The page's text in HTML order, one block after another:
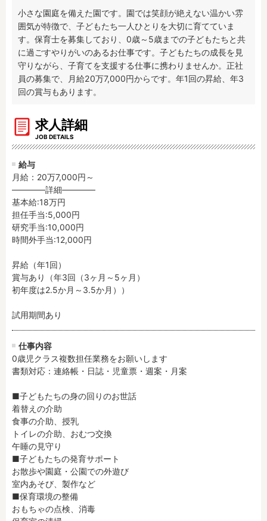
小さな園庭を備えた園です。園では笑顔が絶えない温かい雰
囲気が特徴で、子どもたち一人ひとりを大切に育てていま
す。保育士を募集しており、0歳～5歳までの子どもたちと共
に過ごすやりがいのあるお仕事です。子どもたちの成長を見
守りながら、子育てを支援する仕事に携わりませんか。正社
員の募集で、月給20万7,000円からです。年1回の昇給、年3
回の賞与もあります。
求人詳細
JOB DETAILS
給与
月給：20万7,000円～
――――詳細――――
基本給:18万円
担任手当:5,000円
研究手当:10,000円
時間外手当:12,000円
昇給（年1回）
賞与あり（年3回（3ヶ月～5ヶ月）
初年度は2.5か月～3.5か月））
試用期間あり
仕事内容
0歳児クラス複数担任業務をお願いします
書類対応：連絡帳・日誌・児童票・週案・月案
■子どもたちの身の回りのお世話
着替えの介助
食事の介助、授乳
トイレの介助、おむつ交換
午睡の見守り
■子どもたちの発育サポート
お散歩や園庭・公園での外遊び
室内あそび、製作など
■保育環境の整備
おもちゃの点検、消毒
病院内保育所
事業所内保育所
学童保育施設
児童館
子育て支援センター
児童発達支援事業所
放課後等デイサービ
ス
テンダーの運営施設
特徴
時間固定
土日祝休み
残業3時間以内
13時までのお仕事
13時以降スタート
実働5時間以内
土日祝のお仕事
社会保険完備
住宅手当・借上社宅
資格不問
男性保育士
小規模保育園
株式会社
単発保育士として働
く！
月収見込み
フリーワード検索